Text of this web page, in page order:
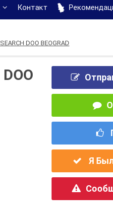
Контакт
DOO BEOGRAD
Я